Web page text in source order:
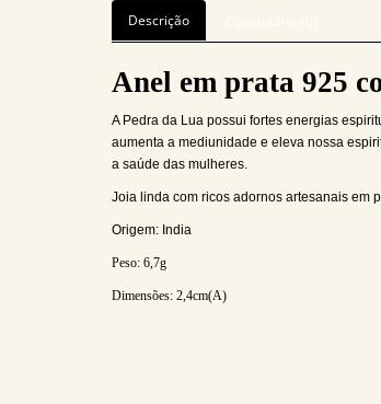
Descrição
Anel em prata 925
A Pedra da Lua possui fortes energias
aumenta a mediunidade e eleva nossa
a saúde das mulheres.
Joia linda com ricos adornos artesanais em
Origem: India
Peso: 6,7g
Dimensões: 2,4cm(A)